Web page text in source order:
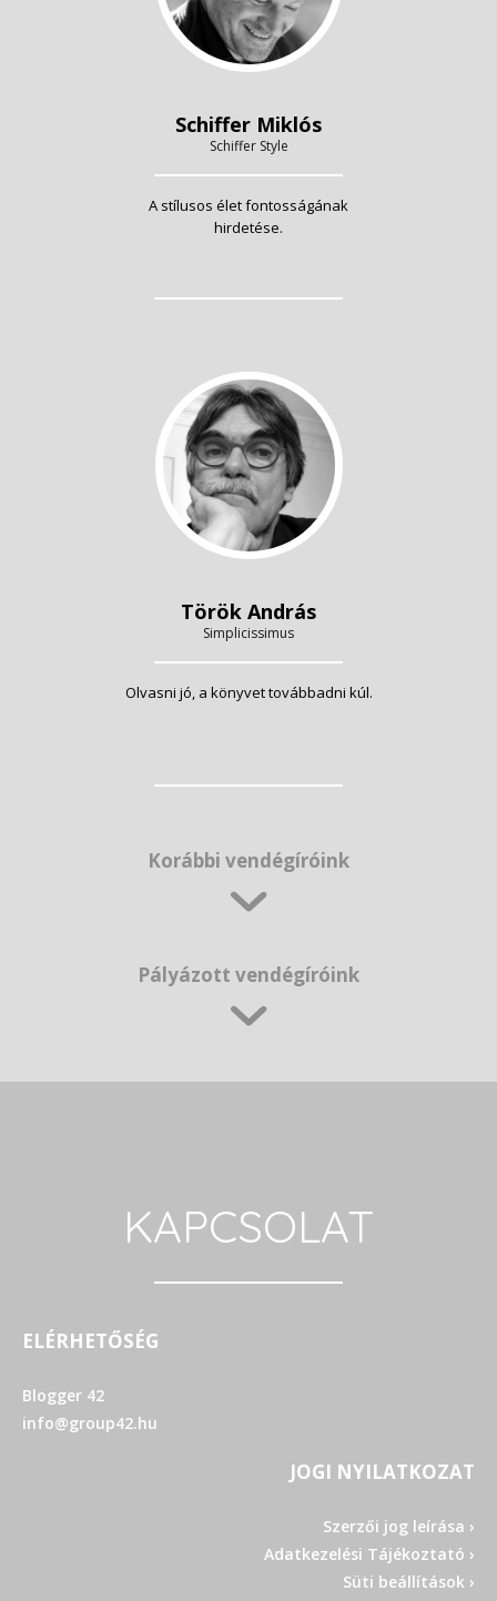
Schiffer Miklós
Schiffer Style
A stílusos élet fontosságának
hirdetése.
Török András
Simplicissimus
Olvasni jó, a könyvet továbbadni kúl.
Korábbi vendégíróink
Pályázott vendégíróink
KAPCSOLAT
ELÉRHETŐSÉG
Blogger 42
info@group42.hu
JOGI NYILATKOZAT
Szerzői jog leírása ›
Adatkezelési Tájékoztató ›
Süti beállítások ›